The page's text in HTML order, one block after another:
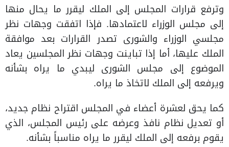
وترفع قرارات المجلس إلى الملك ليقرر ما يحال منها
إلى مجلس الوزراء لاعتمادها. فإذا اتفقت وجهات نظر
مجلسي الوزراء والشورى تصدر القرارات بعد موافقة
الملك عليها، أما إذا تباينت وجهات نظر المجلسين يعاد
الموضوع إلى مجلس الشورى ليبدي ما يراه بشأنه
ويرفعه إلى الملك لاتخاذ ما يراه.
كما يحق لعشرة أعضاء في المجلس اقتراح نظام جديد،
أو تعديل نظام نافذ وعرضه على رئيس المجلس، الذي
يقوم برفعه إلى الملك ليقرر ما يراه مناسباً بشأنه.